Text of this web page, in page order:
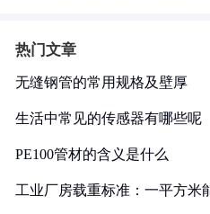
热门文章
无缝钢管的常用规格及壁厚
生活中常见的传感器有哪些呢
PE100管材的含义是什么
工业厂房载重标准：一平方米